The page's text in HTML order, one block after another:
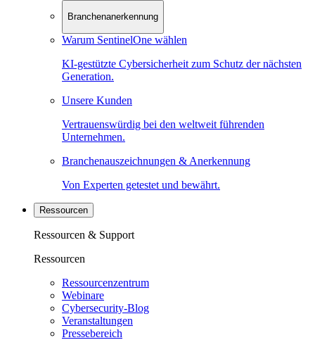
Branchenanerkennung
Warum SentinelOne wählen
KI-gestützte Cybersicherheit zum Schutz der nächsten
Generation.
Unsere Kunden
Vertrauenswürdig bei den weltweit führenden
Unternehmen.
Branchenauszeichnungen & Anerkennung
Von Experten getestet und bewährt.
Ressourcen
Ressourcen & Support
Ressourcen
Ressourcenzentrum
Webinare
Cybersecurity-Blog
Veranstaltungen
Pressebereich